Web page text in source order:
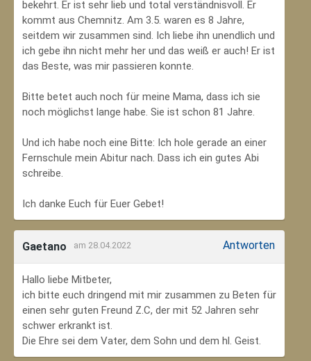
bekehrt. Er ist sehr lieb und total verständnisvoll. Er
kommt aus Chemnitz. Am 3.5. waren es 8 Jahre,
seitdem wir zusammen sind. Ich liebe ihn unendlich und
ich gebe ihn nicht mehr her und das weiß er auch! Er ist
das Beste, was mir passieren konnte.
Bitte betet auch noch für meine Mama, dass ich sie
noch möglichst lange habe. Sie ist schon 81 Jahre.
Und ich habe noch eine Bitte: Ich hole gerade an einer
Fernschule mein Abitur nach. Dass ich ein gutes Abi
schreibe.
Ich danke Euch für Euer Gebet!
Gaetano am 28.04.2022 Antworten
Hallo liebe Mitbeter,
ich bitte euch dringend mit mir zusammen zu Beten für
einen sehr guten Freund Z.C, der mit 52 Jahren sehr
schwer erkrankt ist.
Die Ehre sei dem Vater, dem Sohn und dem hl. Geist.